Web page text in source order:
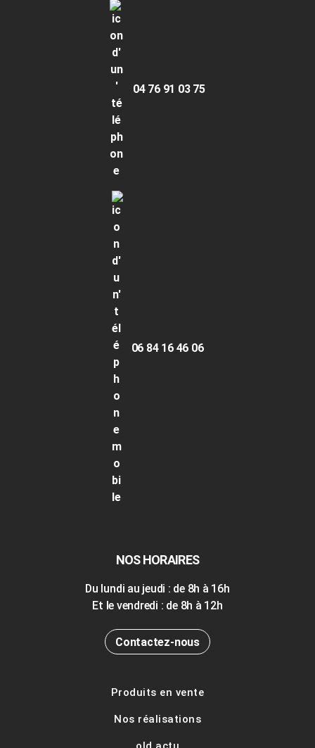
04 76 91 03 75
06 84 16 46 06
NOS HORAIRES
Du lundi au jeudi : de 8h à 16h
Et le vendredi : de 8h à 12h
Contactez-nous
Produits en vente
Nos réalisations